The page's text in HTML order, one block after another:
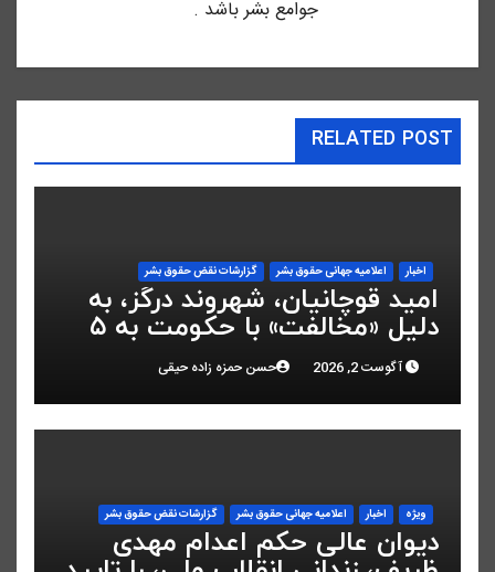
جوامع بشر باشد .
RELATED POST
اخبار اعلاميه جهانی حقوق بشر گزارشات نقض حقوق بشر
امید قوچانیان، شهروند درگز، به
دلیل «مخالفت» با حکومت به ۵
سال زندان محکوم شد
آگوست 2, 2026 حسن حمزه زاده حیقی
ویژه اخبار اعلاميه جهانی حقوق بشر گزارشات نقض حقوق بشر
دیوان عالی حکم اعدام مهدی